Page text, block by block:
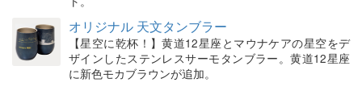
オリジナル 天文タンブラー
【星空に乾杯！】黄道12星座とマウナケアの星空をデ
ザインしたステンレスサーモタンブラー。黄道12星座
に新色モカブラウンが追加。